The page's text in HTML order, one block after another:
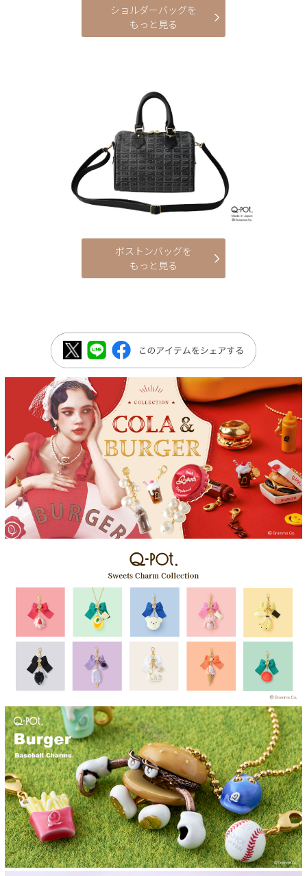
ショルダーバッグを
もっと見る
ボストンバッグを
もっと見る